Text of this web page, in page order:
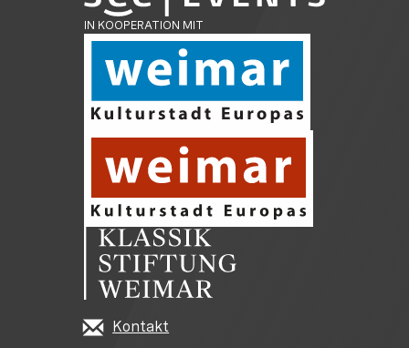
IN KOOPERATION MIT
Kontakt